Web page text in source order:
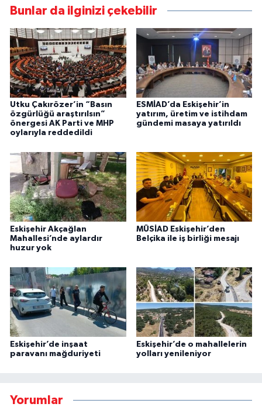
Bunlar da ilginizi çekebilir
Utku Çakırözer’in “Basın
özgürlüğü araştırılsın”
önergesi AK Parti ve MHP
oylarıyla reddedildi
ESMİAD’da Eskişehir’in
yatırım, üretim ve istihdam
gündemi masaya yatırıldı
Eskişehir Akçağlan
Mahallesi’nde aylardır
huzur yok
MÜSİAD Eskişehir’den
Belçika ile iş birliği mesajı
Eskişehir’de inşaat
paravanı mağduriyeti
Eskişehir’de o mahallelerin
yolları yenileniyor
Yorumlar